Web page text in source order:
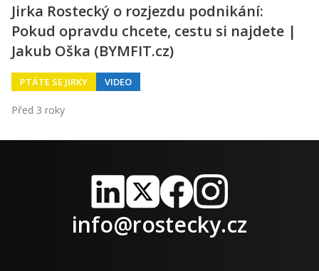
Jirka Rostecký o rozjezdu podnikání:
Pokud opravdu chcete, cestu si najdete |
Jakub Oška (BYMFIT.cz)
PTÁTE SE JIRKY VIDEO
Před 3 roky
LinkedIn
X FacebookInstagram
info@rostecky.cz